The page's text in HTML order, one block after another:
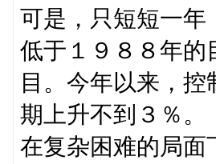
可是，只短短一年
低于１９８８年的
目。今年以来，
期上升不到３％。
在复杂困难的局面